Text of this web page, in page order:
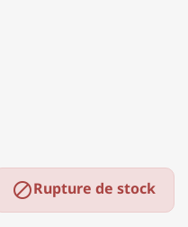
Rupture de stock